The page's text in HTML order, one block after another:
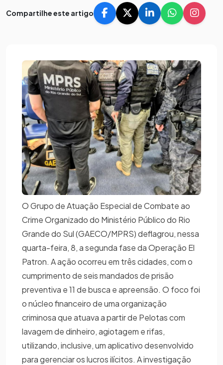
Compartilhe este artigo
O Grupo de Atuação Especial de Combate ao
Crime Organizado do Ministério Público do Rio
Grande do Sul (GAECO/MPRS) deflagrou, nessa
quarta-feira, 8, a segunda fase da Operação El
Patron. A ação ocorreu em três cidades, com o
cumprimento de seis mandados de prisão
preventiva e 11 de busca e apreensão. O foco foi
o núcleo financeiro de uma organização
criminosa que atuava a partir de Pelotas com
lavagem de dinheiro, agiotagem e rifas,
utilizando, inclusive, um aplicativo desenvolvido
para gerenciar os lucros ilícitos. A investigação